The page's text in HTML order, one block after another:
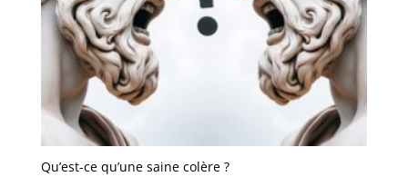
Qu’est-ce qu’une saine colère ?